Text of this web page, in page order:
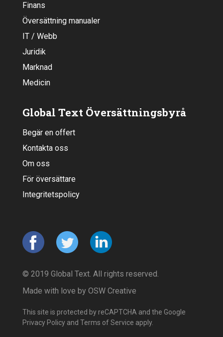
Finans
Översättning manualer
IT / Webb
Juridik
Marknad
Medicin
Global Text Översättningsbyrå
Begär en offert
Kontakta oss
Om oss
För översättare
Integritetspolicy
© 2019 Global Text. All rights reserved.
Made with love by OSW Creative
This site is protected by reCAPTCHA and the Google
Privacy Policy and Terms of Service apply.